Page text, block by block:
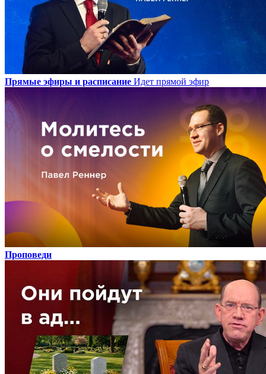
Прямые эфиры и расписание Идет прямой эфир
Проповеди